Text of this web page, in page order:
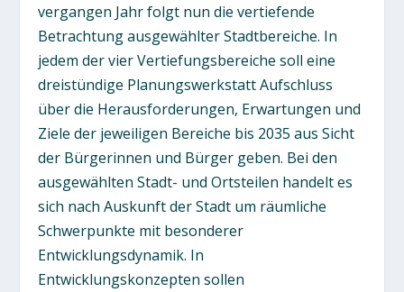
vergangen Jahr folgt nun die vertiefende
Betrachtung ausgewählter Stadtbereiche. In
jedem der vier Vertiefungsbereiche soll eine
dreistündige Planungswerkstatt Aufschluss
über die Herausforderungen, Erwartungen und
Ziele der jeweiligen Bereiche bis 2035 aus Sicht
der Bürgerinnen und Bürger geben. Bei den
ausgewählten Stadt- und Ortsteilen handelt es
sich nach Auskunft der Stadt um räumliche
Schwerpunkte mit besonderer
Entwicklungsdynamik. In
Entwicklungskonzepten sollen